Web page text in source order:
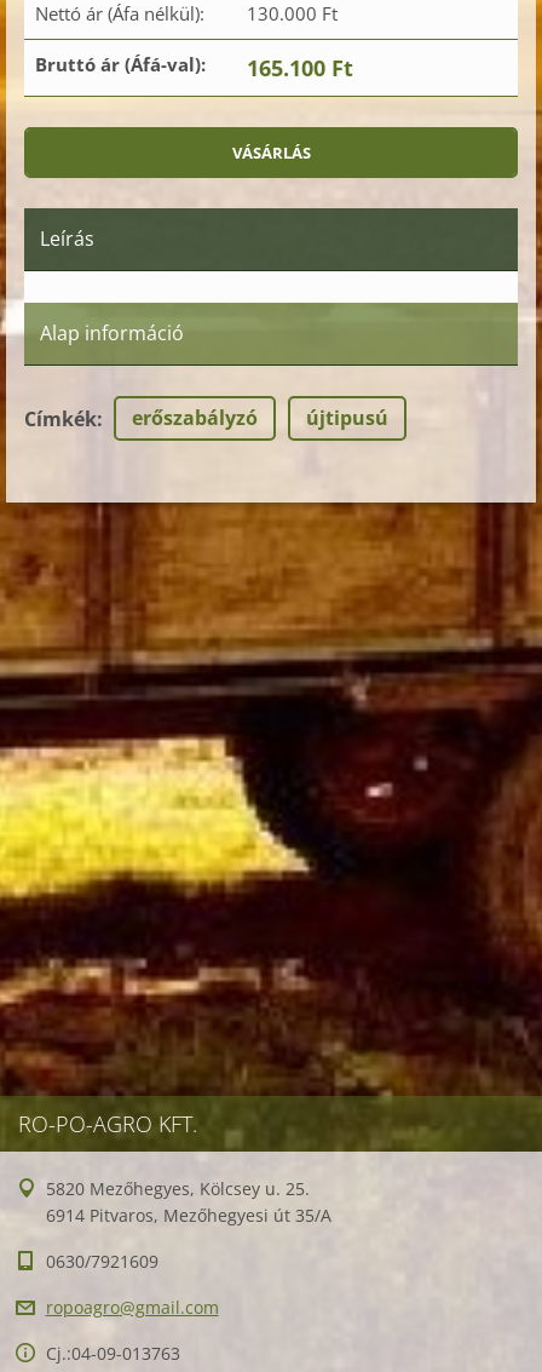
Nettó ár (Áfa nélkül): 130.000 Ft
Bruttó ár (Áfá-val): 165.100 Ft
Leírás
Alap információ
Címkék: erőszabályzó újtipusú
RO-PO-AGRO KFT.
5820 Mezőhegyes, Kölcsey u. 25.
6914 Pitvaros, Mezőhegyesi út 35/A
0630/7921609
ropoagro@gmail.com
Cj.:04-09-013763